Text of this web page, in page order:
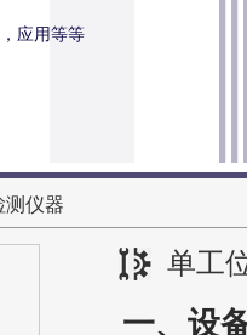
应用等等
测仪器
单工
一、 设